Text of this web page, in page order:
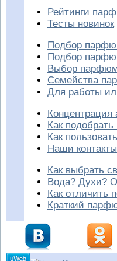
Рейтинги
Тесты новинок
Подбор
Подбор
Выбор
Семейства
Для работы
Концентрация
Как
Как
Наши контакты
Как выбрать
Вода? Духи?
Как отличить
Краткий